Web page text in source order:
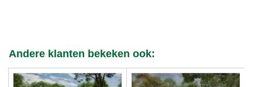
Andere klanten bekeken ook: